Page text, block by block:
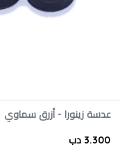
عدسة زينورا - أزرق سماوي
3.300 دب